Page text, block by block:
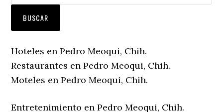
Hoteles en Pedro Meoqui, Chih.
Restaurantes en Pedro Meoqui, Chih.
Moteles en Pedro Meoqui, Chih.
Entretenimiento en Pedro Meoqui, Chih.